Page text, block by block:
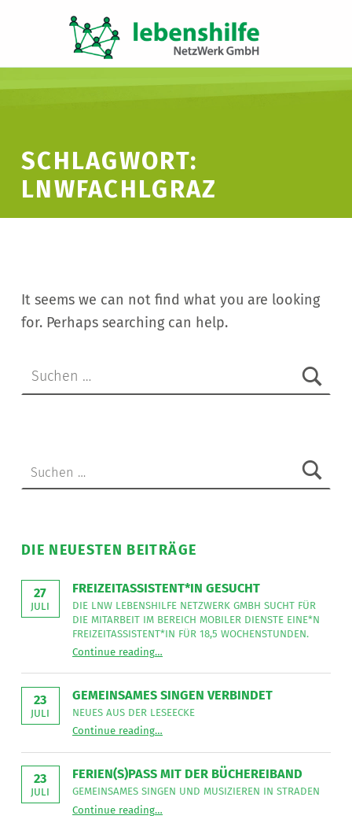
SCHLAGWORT:
LNWFACHLGRAZ
It seems we can not find what you are looking
for. Perhaps searching can help.
DIE NEUESTEN BEITRÄGE
27
JULI
FREIZEITASSISTENT*IN GESUCHT
DIE LNW LEBENSHILFE NETZWERK GMBH SUCHT FÜR
DIE MITARBEIT IM BEREICH MOBILER DIENSTE EINE*N
FREIZEITASSISTENT*IN FÜR 18,5 WOCHENSTUNDEN.
Continue readingDie
Lebenshilfe
GmbH
für
die
im
Mobiler
eine*n
Freizeitassistent*in
für
…
23
JULI
GEMEINSAMES SINGEN VERBINDET
NEUES AUS DER LESEECKE
Continue readingNeues
der
”
…
23
JULI
FERIEN(S)PASS MIT DER BÜCHEREIBAND
GEMEINSAMES SINGEN UND MUSIZIEREN IN STRADEN
Continue readingGemeinsames
…